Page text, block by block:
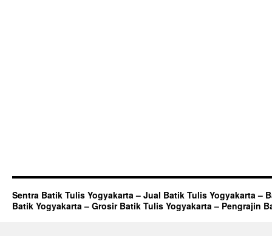
Sentra Batik Tulis Yogyakarta – Jual Batik Tulis Yogyakarta –
Batik Yogyakarta – Grosir Batik Tulis Yogyakarta – Pengrajin